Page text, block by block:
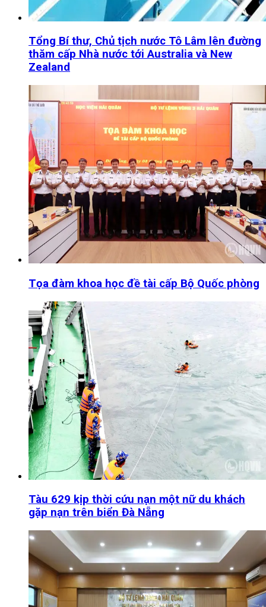
Tổng Bí thư, Chủ tịch nước Tô Lâm lên đường
thăm cấp Nhà nước tới Australia và New
Zealand
Tọa đàm khoa học đề tài cấp Bộ Quốc phòng
Tàu 629 kịp thời cứu nạn một nữ du khách
gặp nạn trên biển Đà Nẵng